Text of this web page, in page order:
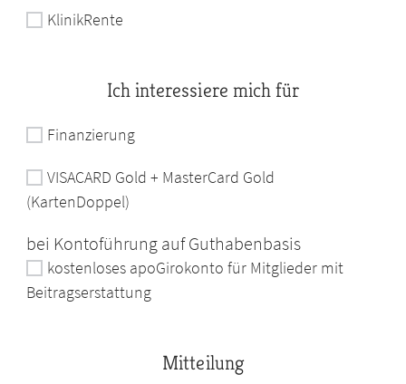
KlinikRente
Ich interessiere mich für
Finanzierung
VISACARD Gold + MasterCard Gold
(KartenDoppel)
bei Kontoführung auf Guthabenbasis
kostenloses apoGirokonto für Mitglieder mit
Beitragserstattung
Mitteilung